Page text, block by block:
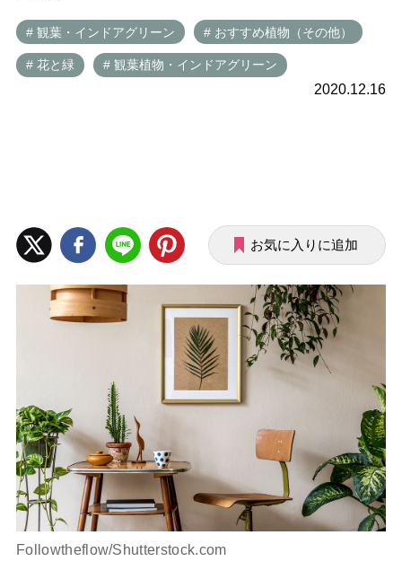
# 観葉・インドアグリーン # おすすめ植物（その他）
# 花と緑 # 観葉植物・インドアグリーン
2020.12.16
お気に入りに追加
Followtheflow/Shutterstock.com